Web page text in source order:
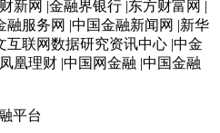
新网 |金融界银行 |东方财富网 |
融服务网 |中国金融新闻网 |新华
互联网数据研究资讯中心 |中金
凰理财 |中国网金融 |中国金融
平台